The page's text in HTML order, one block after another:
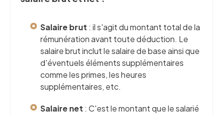
Salaire brut : il s'agit du montant total de la
rémunération avant toute déduction. Le
salaire brut inclut le salaire de base ainsi que
d'éventuels éléments supplémentaires
comme les primes, les heures
supplémentaires, etc.
Salaire net : C'est le montant que le salarié